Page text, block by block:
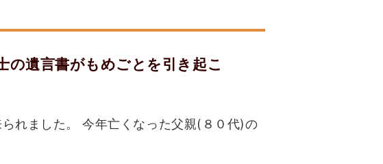
の遺言書がもめごとを引き起こ
れました。 今年亡くなった父親(８０代)の